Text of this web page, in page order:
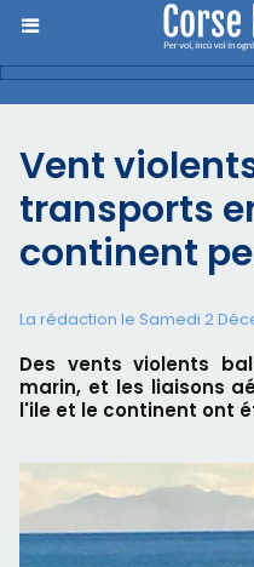
Vent
transports
continent
La rédaction le Samedi 2
Des vents violents
marin, et les liaisons
l'ile et le continent ont